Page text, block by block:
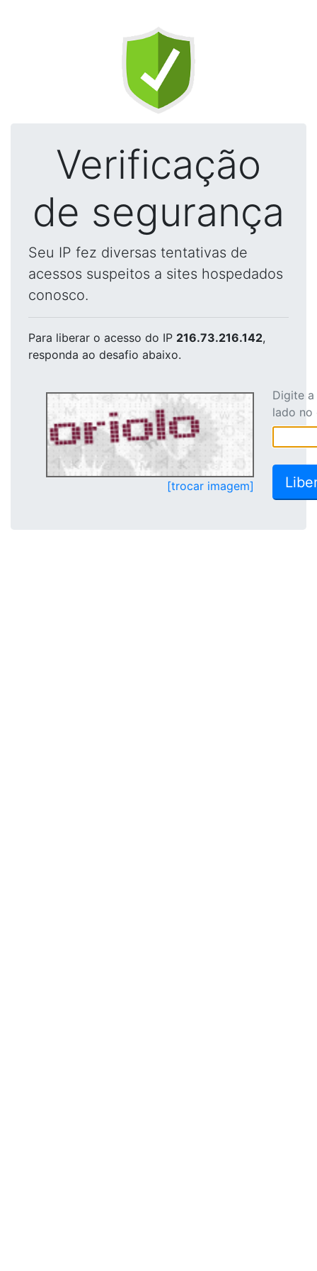
Verificação
de segurança
Seu IP fez diversas tentativas de
acessos suspeitos a sites hospedados
conosco.
Para liberar o acesso do IP 216.73.216.142,
responda ao desafio abaixo.
[trocar imagem]
Digite
lado no